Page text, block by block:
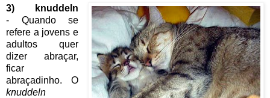
3) knuddeln
- Quando se
refere a jovens e
adultos quer
dizer abraçar,
ficar
abraçadinho. O
knuddeln